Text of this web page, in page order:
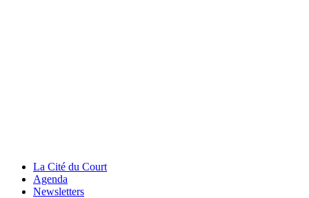
La Cité du Court
Agenda
Newsletters